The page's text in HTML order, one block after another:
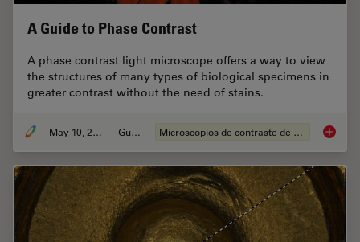
A Guide to Phase Contrast
A phase contrast light microscope offers a way to view
the structures of many types of biological specimens in
greater contrast without the need of stains.
May 10, 2021 Guide Microscopios de contraste de fases A